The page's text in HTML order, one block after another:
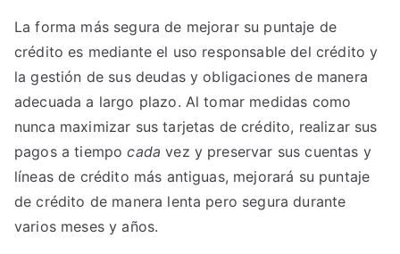
La forma más segura de mejorar su puntaje de
crédito es mediante el uso responsable del crédito y
la gestión de sus deudas y obligaciones de manera
adecuada a largo plazo. Al tomar medidas como
nunca maximizar sus tarjetas de crédito, realizar sus
pagos a tiempocada vez y preservar sus cuentas y
líneas de crédito más antiguas, mejorará su puntaje
de crédito de manera lenta pero segura durante
varios meses y años.